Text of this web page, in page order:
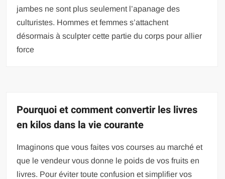
jambes ne sont plus seulement l’apanage des
culturistes. Hommes et femmes s’attachent
désormais à sculpter cette partie du corps pour allier
force
Pourquoi et comment convertir les livres
en kilos dans la vie courante
Imaginons que vous faites vos courses au marché et
que le vendeur vous donne le poids de vos fruits en
livres. Pour éviter toute confusion et simplifier vos